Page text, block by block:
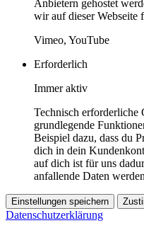
Anbietern gehostet
wir auf dieser Webseite
Vimeo, YouTube
Erforderlich
Immer aktiv
Technisch erforderliche
grundlegende
Beispiel dazu, dass du
dich in dein
auf dich ist für uns
anfallende Daten
Einstellungen speichern
Datenschutzerklärung